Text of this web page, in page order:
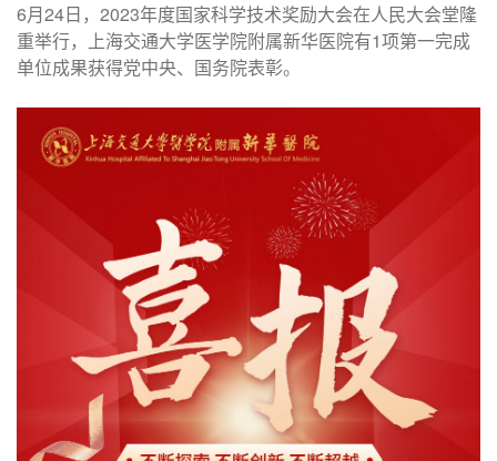
6月24日，2023年度国家科学技术奖励大会在人民大会堂隆
重举行，上海交通大学医学院附属新华医院有1项第一完成
单位成果获得党中央、国务院表彰。